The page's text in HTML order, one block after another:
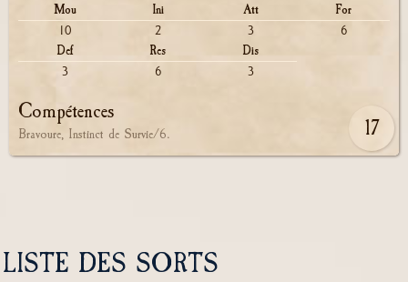
Mou
10
Ini
2
Att
3
For
6
Def
3
Res
6
Dis
3
Compétences
Bravoure, Instinct de Survie/6. 17
LISTE DES SORTS